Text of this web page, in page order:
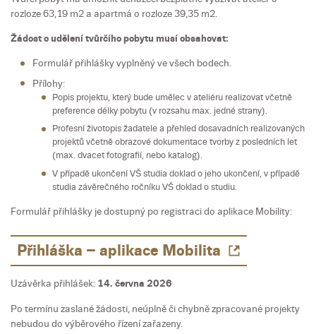
rozloze 63,19 m2 a apartmá o rozloze 39,35 m2.
Žádost o udělení tvůrčího pobytu musí obsahovat:
Formulář přihlášky vyplněný ve všech bodech.
Přílohy:
Popis projektu, který bude umělec v ateliéru realizovat včetně
preference délky pobytu (v rozsahu max. jedné strany).
Profesní životopis žadatele a přehled dosavadních realizovaných
projektů včetně obrazové dokumentace tvorby z posledních let
(max. dvacet fotografií, nebo katalog).
V případě ukončení VŠ studia doklad o jeho ukončení, v případě
studia závěrečného ročníku VŠ doklad o studiu.
Formulář přihlášky je dostupný po registraci do aplikace Mobility:
Přihláška – aplikace Mobilita
Uzávěrka přihlášek: 14. června 2026
Po termínu zaslané žádosti, neúplně či chybně zpracované projekty
nebudou do výběrového řízení zařazeny.